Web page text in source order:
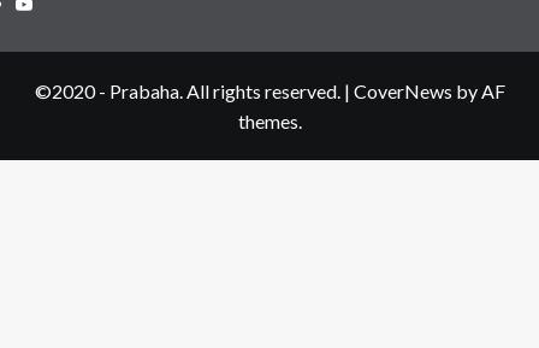
©2020 - Prabaha. All rights reserved. | CoverNews by AF
themes.